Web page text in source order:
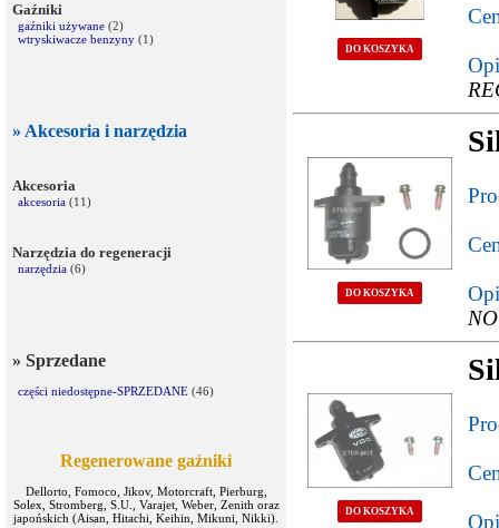
Gaźniki
gaźniki używane (2)
wtryskiwacze benzyny (1)
» Akcesoria i narzędzia
Akcesoria
akcesoria (11)
Narzędzia do regeneracji
narzędzia (6)
» Sprzedane
części niedostępne-SPRZEDANE (46)
Regenerowane gaźniki
Dellorto, Fomoco, Jikov, Motorcraft, Pierburg,
Solex, Stromberg, S.U., Varajet, Weber, Zenith oraz
japońskich (Aisan, Hitachi, Keihin, Mikuni, Nikki).
DO KOSZYKA
DO KOSZYKA
DO KOSZYKA